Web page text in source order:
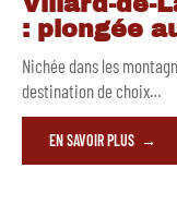
: plongée
Nichée dans les
destination de choix…
EN SAVOIR PLUS